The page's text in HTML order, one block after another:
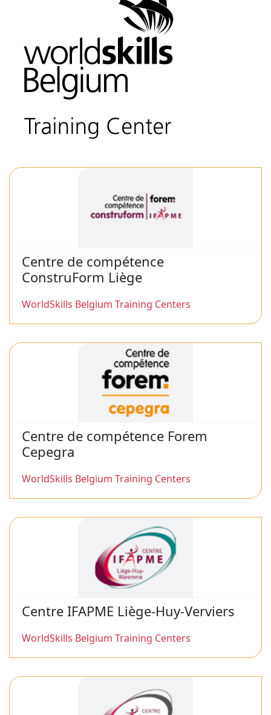
Centre de compétence
ConstruForm Liège
WorldSkills Belgium Training Centers
Centre de compétence Forem
Cepegra
WorldSkills Belgium Training Centers
Centre IFAPME Liège-Huy-Verviers
WorldSkills Belgium Training Centers